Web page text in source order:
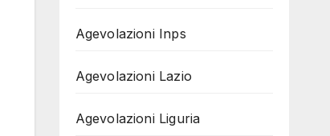
Agevolazioni Inps
Agevolazioni Lazio
Agevolazioni Liguria